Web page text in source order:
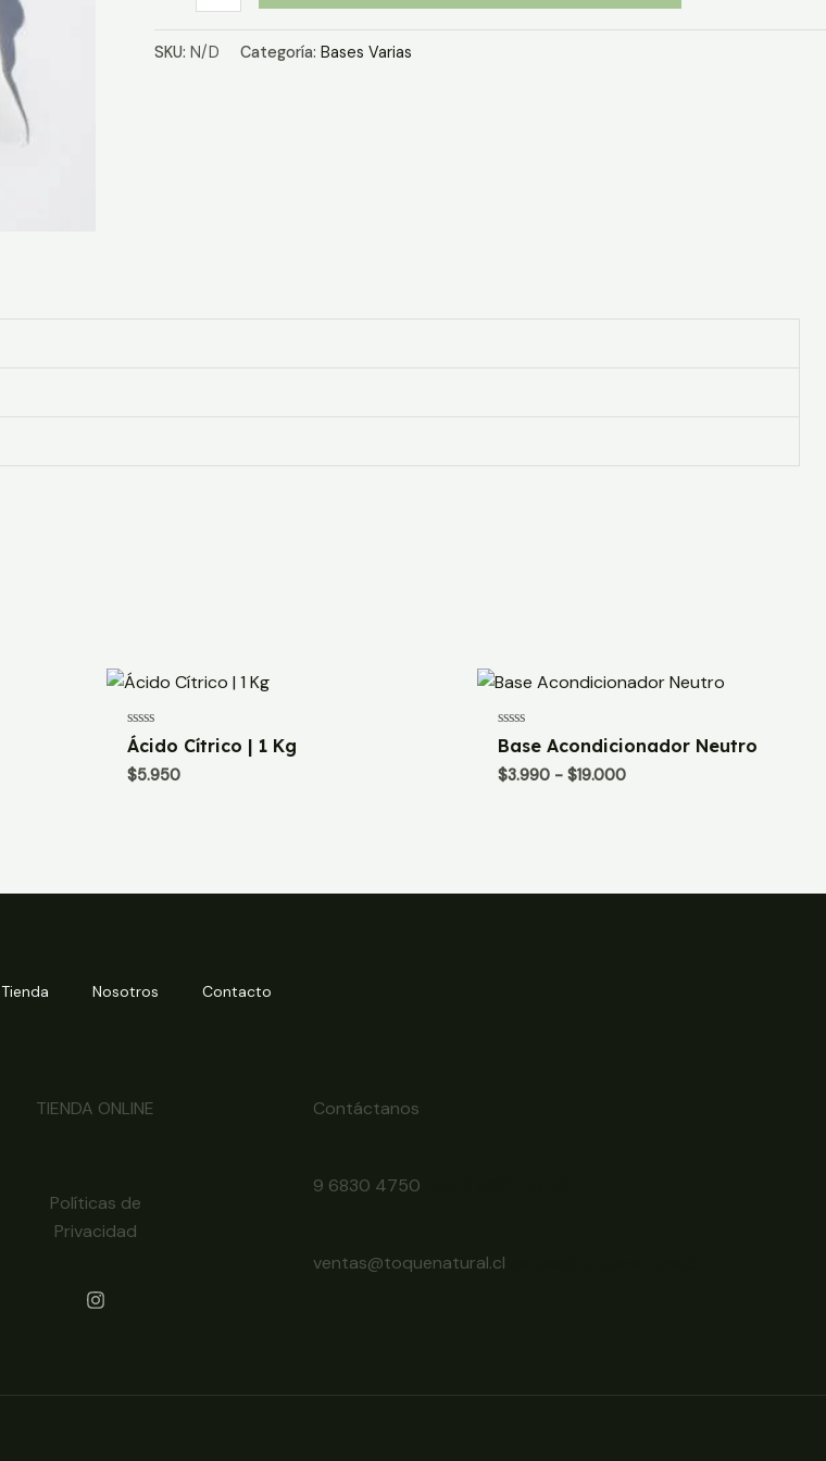
Shampoo
Neutro
SKU: N/D Categoría: Bases Varias
Valorado
con
0
de
Ácido Cítrico | 1 Kg
$5.950
Valorado
con
0
de
Base Acondicionador Neutro
$3.990 - $19.000Rango
$19.000
Tienda Nosotros Contacto
TIENDA ONLINE
Políticas de
Privacidad
Contáctanos
9 6830 4750
ventas@toquenatural.cl